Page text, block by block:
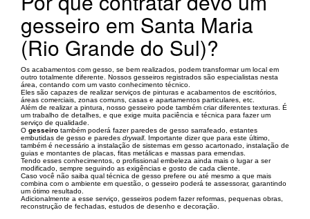
gesseiro em Santa Maria
(Rio Grande do Sul)?
Os acabamentos com gesso, se bem realizados, podem transformar um local em
outro totalmente diferente. Nossos gesseiros registrados são especialistas nesta
área, contando com um vasto conhecimento técnico.
Eles são capazes de realizar serviços de pinturas e acabamentos de escritórios,
áreas comerciais, zonas comuns, casas e apartamentos particulares, etc.
Além de realizar a pintura, nosso gesseiro pode também criar diferentes texturas. É
um trabalho de detalhes, e que exige muita paciência e técnica para fazer um
serviço de qualidade.
O gesseiro também poderá fazer paredes de gesso sarrafeado, estantes
embutidas de gesso e paredes drywall. Importante dizer que para este último,
também é necessário a instalação de sistemas em gesso acartonado, instalação de
guias e montantes de placas, fitas metálicas e massas para emendas.
Tendo esses conhecimentos, o profissional embeleza ainda mais o lugar a ser
modificado, sempre seguindo as exigências e gosto de cada cliente.
Caso você não saiba qual técnica de gesso prefere ou até mesmo a que mais
combina com o ambiente em questão, o gesseiro poderá te assessorar, garantindo
um ótimo resultado.
Adicionalmente a esse serviço, gesseiros podem fazer reformas, pequenas obras,
reconstrução de fechadas, estudos de desenho e decoração.